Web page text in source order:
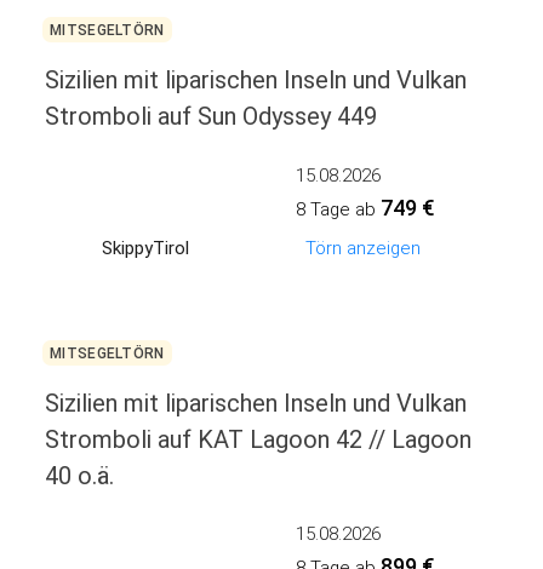
MITSEGELTÖRN
Sizilien mit liparischen Inseln und Vulkan
Stromboli auf Sun Odyssey 449
SkippyTirol
15.08.2026
8 Tage ab 749 €
Törn anzeigen
MITSEGELTÖRN
Sizilien mit liparischen Inseln und Vulkan
Stromboli auf KAT Lagoon 42 // Lagoon
40 o.ä.
15.08.2026